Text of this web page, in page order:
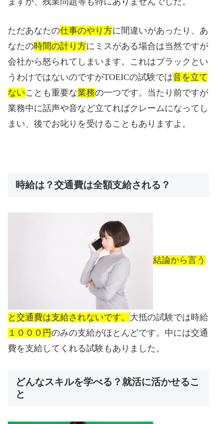
ただあなたの仕事のやり方に間違いがあったり、あ
なたの時間の計り方にミスがある場合は当然ですが
会社から怒られてしまいます。これはブラックとい
うわけではないのですがTOEICの試験では音を立て
ないことも重要な業務の一つです。当たり前ですが
業務中に話声や音など立てればクレームになってし
まい、後でお叱りを受けることもありますよ。
時給は？交通費は全額支給される？
結論から言う
と交通費は支給されないです。 大抵の試験では時給
１０００円のみの支給がほとんどです。 中には交通
費を支給してくれる試験もありました。
どんなスキルを学べる？就活に活かせるこ
と